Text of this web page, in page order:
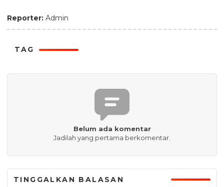
Reporter: Admin
TAG
Belum ada komentar
Jadilah yang pertama berkomentar.
TINGGALKAN BALASAN